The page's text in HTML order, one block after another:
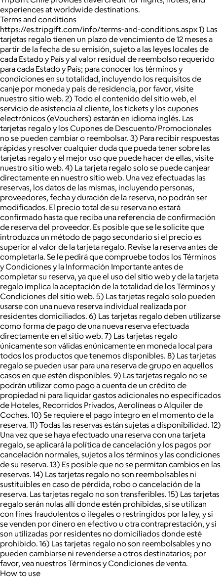
experiences at worldwide destinations.
Terms and conditions
https://es.tripgift.com/info/terms-and-conditions.aspx 1) Las
tarjetas regalo tienen un plazo de vencimiento de 12 meses a
partir de la fecha de su emisión, sujeto a las leyes locales de
cada Estado y País y al valor residual de reembolso requerido
para cada Estado y País; para conocer los términos y
condiciones en su totalidad, incluyendo los requisitos de
canje por moneda y país de residencia, por favor, visite
nuestro sitio web. 2) Todo el contenido del sitio web, el
servicio de asistencia al cliente, los tickets y los cupones
electrónicos (eVouchers) estarán en idioma inglés. Las
tarjetas regalo y los Cupones de Descuento/Promocionales
no se pueden cambiar o reembolsar. 3) Para recibir respuestas
rápidas y resolver cualquier duda que pueda tener sobre las
tarjetas regalo y el mejor uso que puede hacer de ellas, visite
nuestro sitio web. 4) La tarjeta regalo solo se puede canjear
directamente en nuestro sitio web. Una vez efectuadas las
reservas, los datos de las mismas, incluyendo personas,
proveedores, fecha y duración de la reserva, no podrán ser
modificados. El precio total de su reserva no estará
confirmado hasta que reciba una referencia de confirmación
de reserva del proveedor. Es posible que se le solicite que
introduzca un método de pago secundario si el precio es
superior al valor de la tarjeta regalo. Revise la reserva antes de
completarla. Se le pedirá que compruebe todos los Términos
y Condiciones y la Información Importante antes de
completar su reserva, ya que el uso del sitio web y de la tarjeta
regalo implica la aceptación de la totalidad de los Términos y
Condiciones del sitio web. 5) Las tarjetas regalo solo pueden
usarse con una nueva reserva individual realizada por
residentes domiciliados. 6) Las tarjetas regalo deben utilizarse
como forma de pago de una nueva reserva efectuada
directamente en el sitio web. 7) Las tarjetas regalo
únicamente son válidas enúnicamente en moneda local para
todos los productos que tenemos disponibles. 8) Las tarjetas
regalo se pueden usar para una reserva de grupo en aquellos
casos en que estén disponibles. 9) Las tarjetas regalo no se
podrán utilizar como pago a cuenta de un crédito de
propiedad ni para liquidar gastos adicionales no especificados
de Hoteles, Recorridos Privados, Aerolíneas o Alquiler de
Coches. 10) Se requiere el pago íntegro en el momento de la
reserva. 11) Todas las reservas están sujetas a disponibilidad. 12)
Una vez que se haya efectuado una reserva con una tarjeta
regalo, se aplicará la política de cancelación y los pagos por
cancelación normales, sujetos a los términos y las condiciones
de su reserva. 13) Es posible que no se permitan cambios en las
reservas. 14) Las tarjetas regalo no son reembolsables ni
sustituibles en caso de pérdida, robo o cancelación de la
reserva. Las tarjetas regalo no son transferibles. 15) Las tarjetas
regalo serán nulas allí donde estén prohibidas, si se utilizan
con fines fraudulentos o ilegales o restringidos por la ley, y si
se venden por dinero en efectivo u otra contraprestación, y si
son utilizadas por residentes no domiciliados donde esté
prohibido. 16) Las tarjetas regalo no son reembolsables y no
pueden cambiarse ni revenderse a otros destinatarios; por
favor, vea nuestros Términos y Condiciones de venta.
How to use